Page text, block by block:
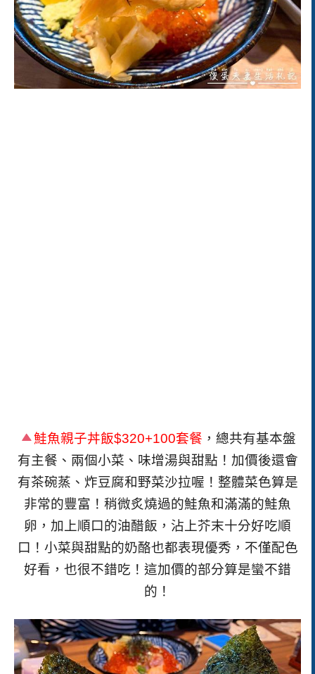
鮭魚親子丼飯$320+100套餐 ，總共有基本盤
有主餐、兩個小菜、味增湯與甜點！加價後還會
有茶碗蒸、炸豆腐和野菜沙拉喔！整體菜色算是
非常的豐富！稍微炙燒過的鮭魚和滿滿的鮭魚
卵，加上順口的油醋飯，沾上芥末十分好吃順
口！小菜與甜點的奶酪也都表現優秀，不僅配色
好看，也很不錯吃！這加價的部分算是蠻不錯
的！